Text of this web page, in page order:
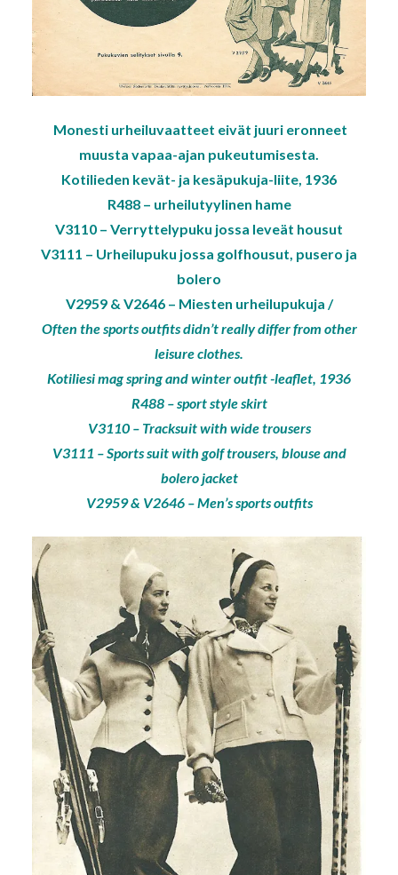
Monesti urheiluvaatteet eivät juuri eronneet
muusta vapaa-ajan pukeutumisesta.
Kotilieden kevät- ja kesäpukuja-liite, 1936
R488 – urheilutyylinen hame
V3110 – Verryttelypuku jossa leveät housut
V3111 – Urheilupuku jossa golfhousut, pusero ja
bolero
V2959 & V2646 – Miesten urheilupukuja /
Often the sports outfits didn’t really differ from other
leisure clothes.
Kotiliesi mag spring and winter outfit -leaflet, 1936
R488 – sport style skirt
V3110 – Tracksuit with wide trousers
V3111 – Sports suit with golf trousers, blouse and
bolero jacket
V2959 & V2646 – Men’s sports outfits